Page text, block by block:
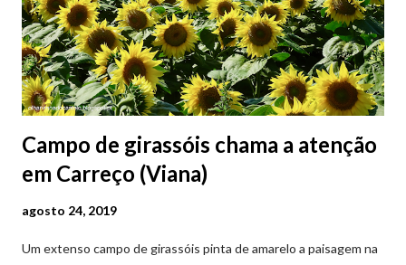
Campo de girassóis chama a atenção
em Carreço (Viana)
agosto 24, 2019
Um extenso campo de girassóis pinta de amarelo a paisagem na